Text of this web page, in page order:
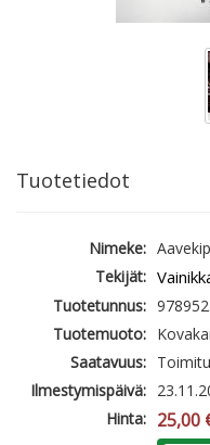
Tuotetiedot
Nimeke:
Tekijät:
Tuotetunnus:
Tuotemuoto:
Saatavuus:
Ilmestymispäivä:
Hinta: 25,00